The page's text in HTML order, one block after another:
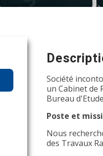
Société
un Cabinet de
Bureau
Poste et
Nous
des Travaux